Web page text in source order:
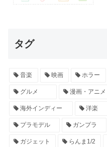
タグ
音楽 映画 ホラー
グルメ 漫画・アニメ
海外インディー 洋楽
プラモデル ガンプラ
ガジェット らんま1/2